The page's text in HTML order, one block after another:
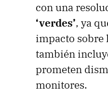
con una
‘verdes’, ya
impacto sobre
también
prometen
monitores.